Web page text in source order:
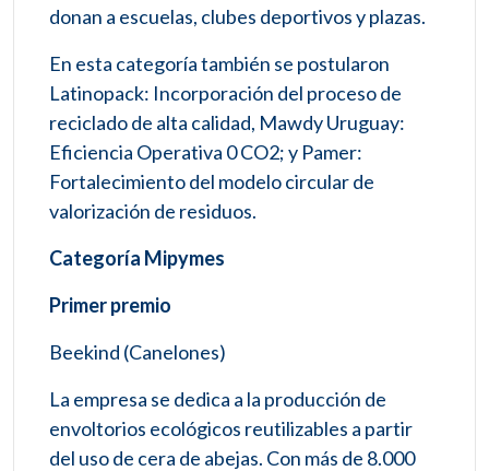
donan a escuelas, clubes deportivos y plazas.
En esta categoría también se postularon
Latinopack: Incorporación del proceso de
reciclado de alta calidad, Mawdy Uruguay:
Eficiencia Operativa 0 CO2; y Pamer:
Fortalecimiento del modelo circular de
valorización de residuos.
Categoría Mipymes
Primer premio
Beekind (Canelones)
La empresa se dedica a la producción de
envoltorios ecológicos reutilizables a partir
del uso de cera de abejas. Con más de 8.000